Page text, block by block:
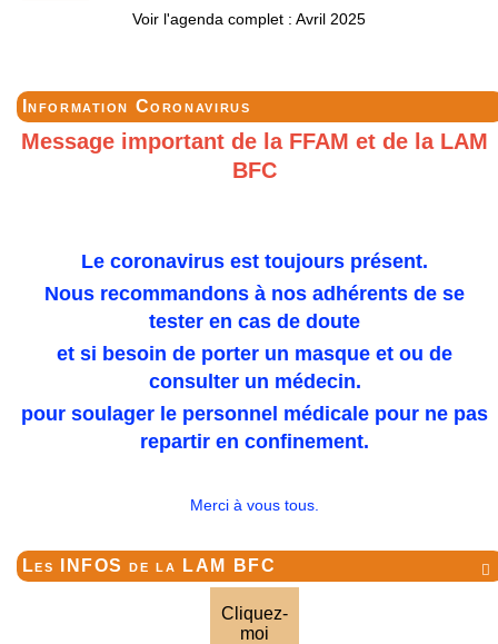
Voir l'agenda complet : Avril 2025
Information Coronavirus
Message important de la FFAM et de la LAM
BFC
Le coronavirus est toujours présent.
Nous recommandons à nos adhérents de se
tester en cas de doute
et si besoin de porter un masque et ou de
consulter un médecin.
pour soulager le personnel médicale pour ne pas
repartir en confinement.
Merci à vous tous.

Les INFOS de la LAM BFC
Cliquez-
moi